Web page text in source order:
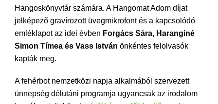
Hangoskönyvtár számára. A Hangomat Adom díjat
jelképező gravírozott üvegmikrofont és a kapcsolódó
emléklapot az idei évben Forgács Sára, Haranginé
Simon Tímea és Vass István önkéntes felolvasók
kapták meg.
A fehérbot nemzetközi napja alkalmából szervezett
ünnepség délutáni programja ugyancsak az irodalom